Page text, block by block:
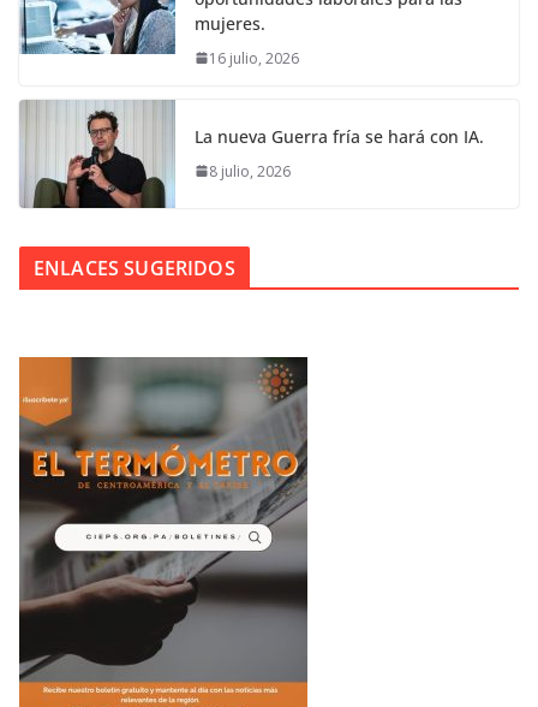
mujeres.
16 julio, 2026
La nueva Guerra fría se hará con IA.
8 julio, 2026
ENLACES SUGERIDOS